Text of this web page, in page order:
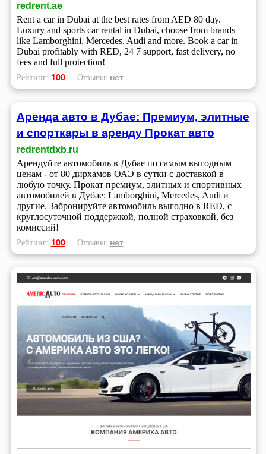
redrent.ae
Rent a car in Dubai at the best rates from AED 80 day.
Luxury and sports car rental in Dubai, choose from brands
like Lamborghini, Mercedes, Audi and more. Book a car in
Dubai profitably with RED, 24 7 support, fast delivery, no
fees and full protection!
Рейтинг: 100 Отзывы: нет
Аренда авто в Дубае: Премиум, элитные
и спорткары в аренду Прокат авто
redrentdxb.ru
Арендуйте автомобиль в Дубае по самым выгодным
ценам - от 80 дирхамов ОАЭ в сутки с доставкой в
любую точку. Прокат премиум, элитных и спортивных
автомобилей в Дубае: Lamborghini, Mercedes, Audi и
другие. Забронируйте автомобиль выгодно в RED, с
круглосуточной поддержкой, полной страховкой, без
комиссий!
Рейтинг: 100 Отзывы: нет